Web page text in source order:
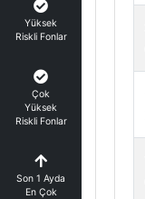
Yüksek
Riskli Fonlar
Çok
Yüksek
Riskli Fonlar
Son 1 Ayda
En Çok